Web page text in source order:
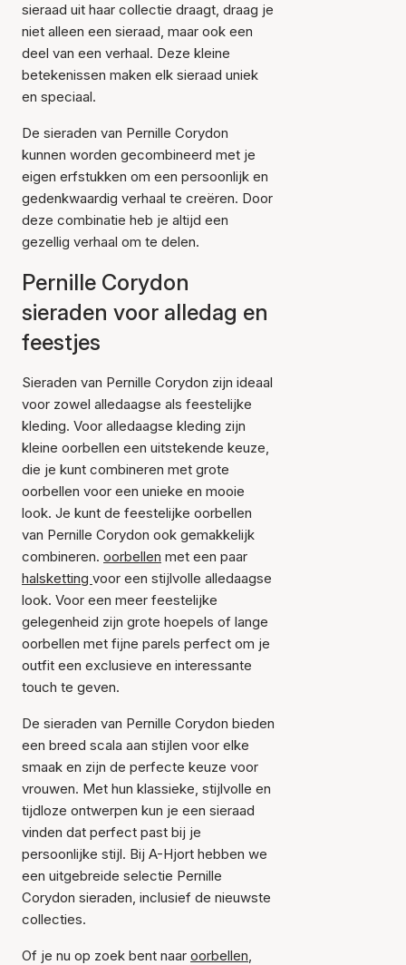
sieraad uit haar collectie draagt, draag je
niet alleen een sieraad, maar ook een
deel van een verhaal. Deze kleine
betekenissen maken elk sieraad uniek
en speciaal.
De sieraden van Pernille Corydon
kunnen worden gecombineerd met je
eigen erfstukken om een persoonlijk en
gedenkwaardig verhaal te creëren. Door
deze combinatie heb je altijd een
gezellig verhaal om te delen.
Pernille Corydon
sieraden voor alledag en
feestjes
Sieraden van Pernille Corydon zijn ideaal
voor zowel alledaagse als feestelijke
kleding. Voor alledaagse kleding zijn
kleine oorbellen een uitstekende keuze,
die je kunt combineren met grote
oorbellen voor een unieke en mooie
look. Je kunt de feestelijke oorbellen
van Pernille Corydon ook gemakkelijk
combineren. oorbellen met een paar
halsketting voor een stijlvolle alledaagse
look. Voor een meer feestelijke
gelegenheid zijn grote hoepels of lange
oorbellen met fijne parels perfect om je
outfit een exclusieve en interessante
touch te geven.
De sieraden van Pernille Corydon bieden
een breed scala aan stijlen voor elke
smaak en zijn de perfecte keuze voor
vrouwen. Met hun klassieke, stijlvolle en
tijdloze ontwerpen kun je een sieraad
vinden dat perfect past bij je
persoonlijke stijl. Bij A-Hjort hebben we
een uitgebreide selectie Pernille
Corydon sieraden, inclusief de nieuwste
collecties.
Of je nu op zoek bent naar oorbellen,